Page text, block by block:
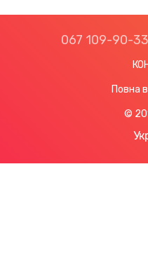
067 109-90-33
Повна
©